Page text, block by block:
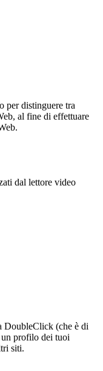
per distinguere tra
al fine di effettuare
dal lettore video
DoubleClick (che è di
profilo dei tuoi
siti.